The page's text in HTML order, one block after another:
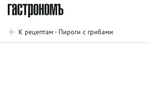
К рецептам - Пироги с грибами